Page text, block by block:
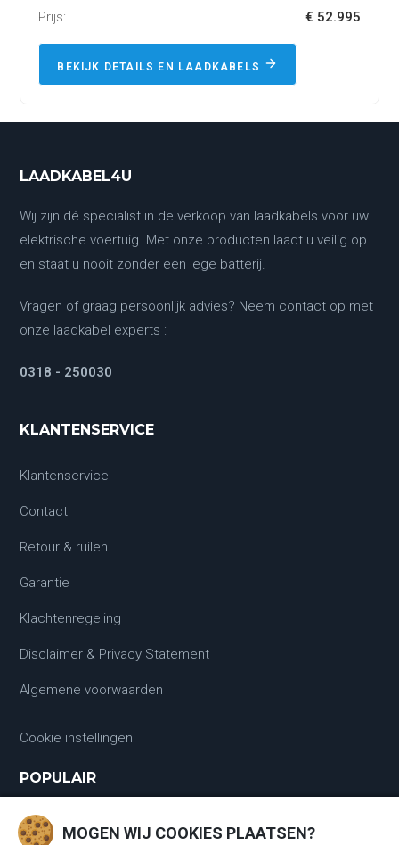
Prijs:
€ 52.995
BEKIJK DETAILS EN LAADKABELS
LAADKABEL4U
Wij zijn dé specialist in de verkoop van laadkabels voor uw
elektrische voertuig. Met onze producten laadt u veilig op
en staat u nooit zonder een lege batterij.
Vragen of graag persoonlijk advies? Neem contact op met
onze laadkabel experts :
0318 - 250030
KLANTENSERVICE
Klantenservice
Contact
Retour & ruilen
Garantie
Klachtenregeling
Disclaimer & Privacy Statement
Algemene voorwaarden
Cookie instellingen
POPULAIR
LaadkabelsMOGEN WIJ COOKIES PLAATSEN?